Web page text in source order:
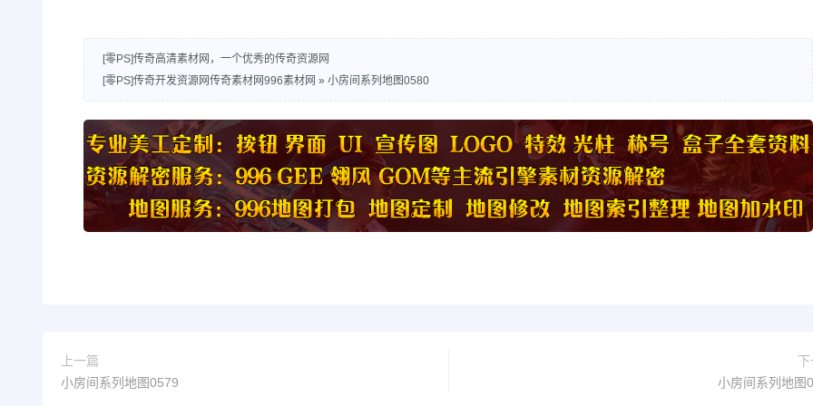
[零PS]传奇高清素材网，一个优秀的传奇资源网
[零PS]传奇开发资源网传奇素材网996素材网 » 小房间系列地图0580
上一篇
小房间系列地图0579
下
小房间系列地图